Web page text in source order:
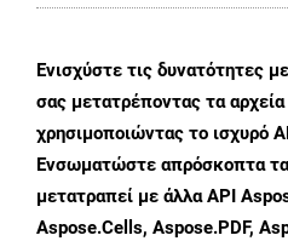
Ενισχύστε τις δυνατότητες
σας μετατρέποντας τα
χρησιμοποιώντας το ισχυρό
Ενσωματώστε απρόσκοπτα τα
μετατραπεί με άλλα API
Aspose.Cells, Aspose.PDF,